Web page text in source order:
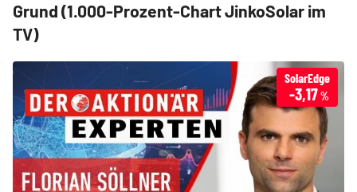
Grund (1.000-Prozent-Chart JinkoSolar im
TV)
SolarEdge
-3,17 %